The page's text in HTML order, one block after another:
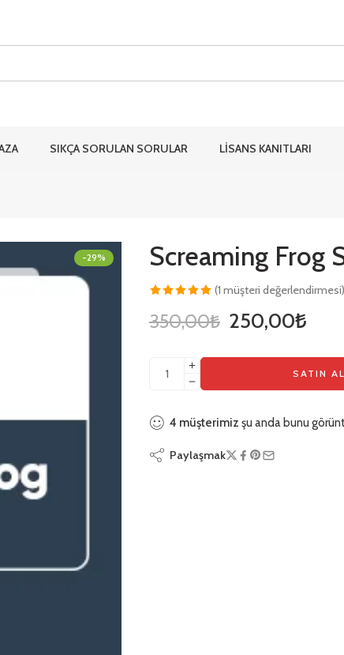
SIKÇA SORULAN SORULAR LİSANS KANITLARI
-29% Screaming Frog
puanına
üzerinden
5.00
puan
(1 müşteri değerlendirmesi)
350,00₺ 250,00₺
SATIN AL
4 müşterimiz şu anda bunu
Paylaşmak